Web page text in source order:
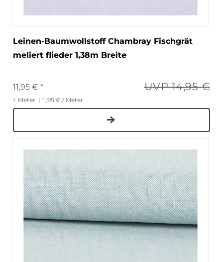
Leinen-Baumwollstoff Chambray Fischgrät
meliert flieder 1,38m Breite
UVP 14,95 €
11,95 € *
1 Meter | 11,95 € / Meter